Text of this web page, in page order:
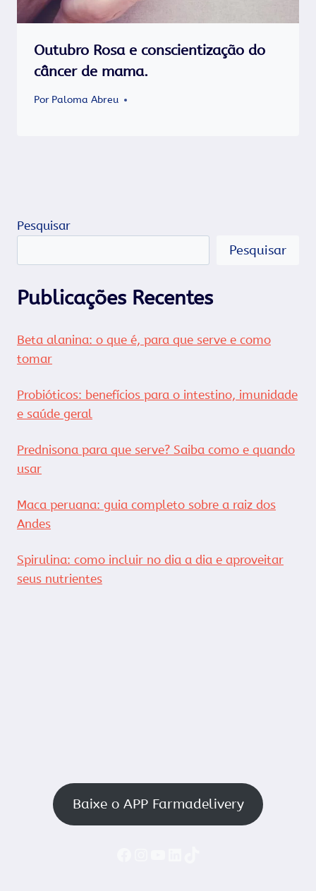
Outubro Rosa e conscientização do
câncer de mama.
Por Paloma Abreu
Pesquisar
Pesquisar
Publicações Recentes
Beta alanina: o que é, para que serve e como
tomar
Probióticos: benefícios para o intestino, imunidade
e saúde geral
Prednisona para que serve? Saiba como e quando
usar
Maca peruana: guia completo sobre a raiz dos
Andes
Spirulina: como incluir no dia a dia e aproveitar
seus nutrientes
Baixe o APP Farmadelivery